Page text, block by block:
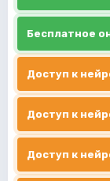
Бесплатное
Доступ к
Доступ к
Доступ к